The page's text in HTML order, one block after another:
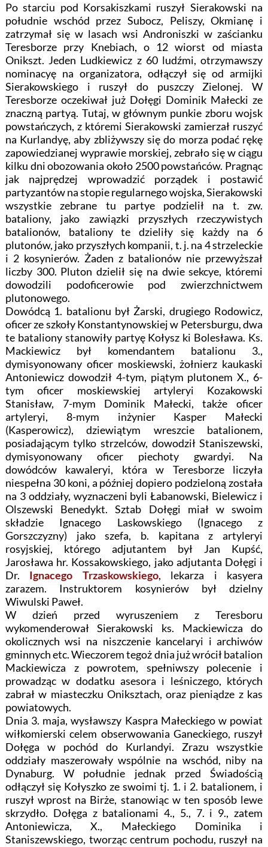
Po starciu pod Korsakiszkami ruszył Sierakowski na
południe wschód przez Subocz, Peliszy, Okmianę i
zatrzymał się w lasach wsi Androniszki w zaścianku
Teresborze przy Knebiach, o 12 wiorst od miasta
Onikszt. Jeden Ludkiewicz z 60 ludźmi, otrzymawszy
nominacyę na organizatora, odłączył się od armijki
Sierakowskiego i ruszył do puszczy Zielonej. W
Teresborze oczekiwał już Dołęgi Dominik Małecki ze
znaczną partyą. Tutaj, w głównym punkie zboru wojsk
powstańczych, z któremi Sierakowski zamierzał ruszyć
na Kurlandyę, aby zbliżywszy się do morza podać rękę
zapowiedzianej wyprawie morskiej, zebrało się w ciągu
kilku dni obozowania około 2500 powstańców. Pragnąc
jak najprędzej wprowadzić porządek i postawić
partyzantów na stopie regularnego wojska, Sierakowski
wszystkie zebrane tu partye podzielił na t. zw.
bataliony, jako zawiązki przyszłych rzeczywistych
batalionów, bataliony te dzieliły się każdy na 6
plutonów, jako przyszłych kompanii, t. j. na 4 strzeleckie
i 2 kosynierów. Żaden z batalionów nie przewyższał
liczby 300. Pluton dzielił się na dwie sekcye, któremi
dowodzili podoficerowie pod zwierzchnictwem
plutonowego.
Dowódcą 1. batalionu był Żarski, drugiego Rodowicz,
oficer ze szkoły Konstantynowskiej w Petersburgu, dwa
te bataliony stanowiły partyę Kołysz ki Bolesława. Ks.
Mackiewicz był komendantem batalionu 3.,
dymisyonowany oficer moskiewski, żołnierz kaukaski
Antoniewicz dowodził 4-tym, piątym plutonem X., 6-
tym oficer moskiewskiej artyleryi Kozakowski
Stanisław, 7-mym Dominik Małecki, także oficer
artyleryi, 8-mym inżynier Kasper Małecki
(Kasperowicz), dziewiątym wreszcie batalionem,
posiadającym tylko strzelców, dowodził Staniszewski,
dymisyonowany oficer piechoty gwardyi. Na
dowódców kawaleryi, która w Teresborze liczyła
niespełna 30 koni, a później dopiero podzieloną została
na 3 oddziały, wyznaczeni byli Łabanowski, Bielewicz i
Olszewski Benedykt. Sztab Dołęgi miał w swoim
składzie Ignacego Laskowskiego (Ignacego z
Gorszczyzny) jako szefa, b. kapitana z artyleryi
rosyjskiej, którego adjutantem był Jan Kupść,
Jarosława hr. Kossakowskiego, jako adjutanta Dołęgi i
Dr. Ignacego Trzaskowskiego, lekarza i kasyera
zarazem. Instruktorem kosynierów był dzielny
Wiwulski Paweł.
W dzień przed wyruszeniem z Teresboru
wykomenderował Sierakowski ks. Mackiewicza do
okolicznych wsi na niszczenie kancelaryi i archiwów
gminnych etc. Wieczorem tegoż dnia już wrócił batalion
Mackiewicza z powrotem, spełniwszy polecenie i
prowadząc w dodatku asesora i leśniczego, których
zabrał w miasteczku Oniksztach, oraz pieniądze z kas
powiatowych.
Dnia 3. maja, wysławszy Kaspra Małeckiego w powiat
wiłkomierski celem obserwowania Ganeckiego, ruszył
Dołęga w pochód do Kurlandyi. Zrazu wszystkie
oddziały maszerowały wspólnie na wschód, niby na
Dynaburg. W południe jednak przed Świadością
odłączył się Kołyszko ze swoimi tj. 1. i 2. batalionem, i
ruszył wprost na Birże, stanowiąc w ten sposób lewe
skrzydło. Dołęga z batalionami 4., 5., 7. i 9., zatem
Antoniewicza, X., Małeckiego Dominika i
Staniszewskiego, tworząc centrum pochodu, ruszył na